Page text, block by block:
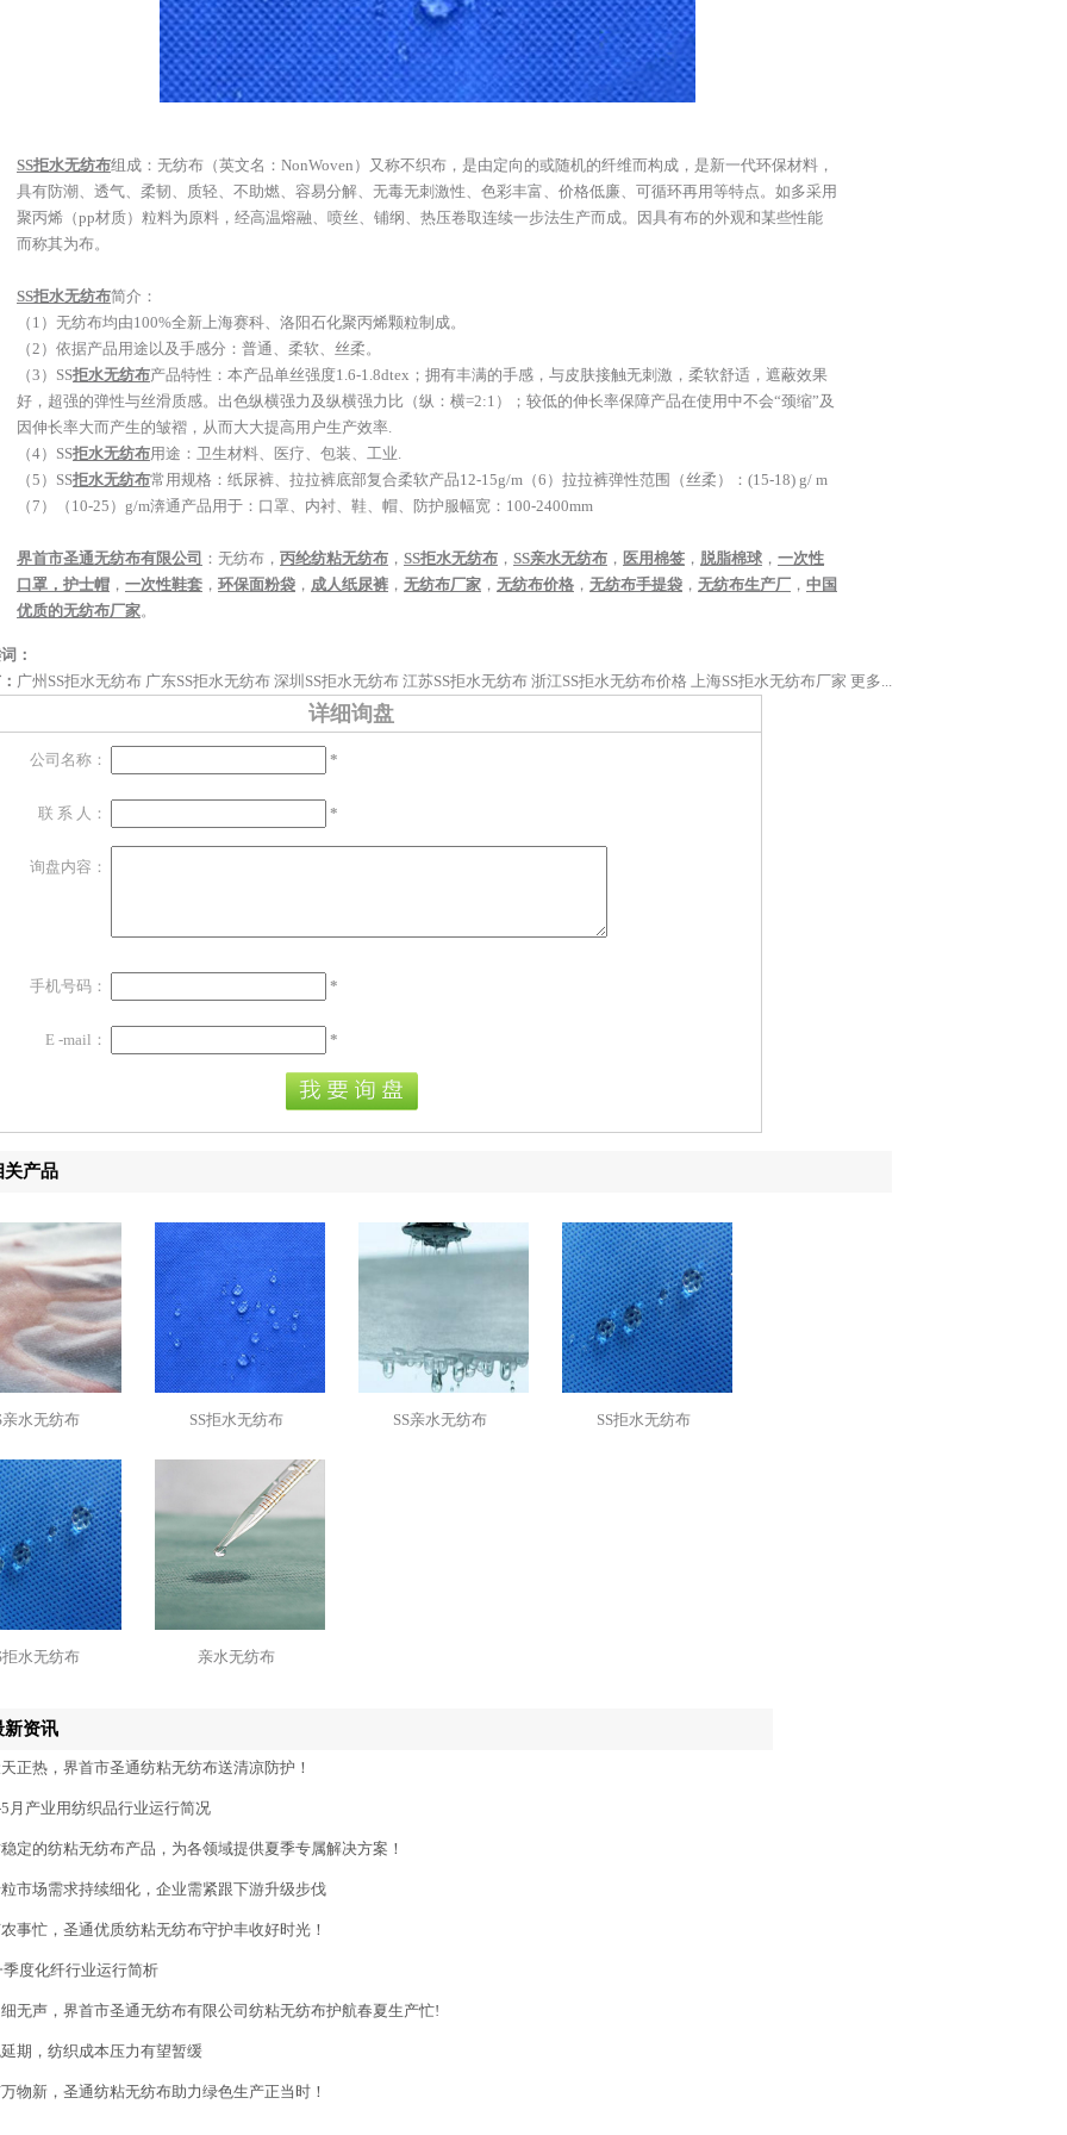
SS拒水无纺布组成： 无纺布（英文名：NonWoven）又称不织布，是由定向的或随机的纤维而构成，是新一代环保材料，
具有防潮、透气、柔韧、质轻、不助燃、容易分解、无毒无刺激性、色彩丰富、价格低廉、可循环再用等特点。如多采用
聚丙烯（pp材质）粒料为原料，经高温熔融、喷丝、铺纲、热压卷取连续一步法生产而成。因具有布的外观和某些性能
而称其为布。
SS拒水无纺布简介：
（1）无纺布均由100%全新上海赛科、洛阳石化聚丙烯颗粒制成。
（2）依据产品用途以及手感分：普通、柔软、丝柔。
（3）SS拒水无纺布产品特性：本产品单丝强度1.6-1.8dtex；拥有丰满的手感，与皮肤接触无刺激，柔软舒适，遮蔽效果
好，超强的弹性与丝滑质感。出色纵横强力及纵横强力比（纵：横=2:1）；较低的伸长率保障产品在使用中不会“颈缩”及
因伸长率大而产生的皱褶，从而大大提高用户生产效率.
（4）SS拒水无纺布用途：卫生材料、医疗、包装、工业.
（5）SS拒水无纺布常用规格：纸尿裤、拉拉裤底部复合柔软产品12-15g/m（6）拉拉裤弹性范围（丝柔）：(15-18) g/ m
（7）（10-25）g/m渀通产品用于：口罩、内衬、鞋、帽、防护服幅宽：100-2400mm
界首市圣通无纺布有限公司 ：无纺布， 丙纶纺粘无纺布 ， SS拒水无纺布 ， SS亲水无纺布 ， 医用棉签 ， 脱脂棉球 ， 一次性
口罩，护士帽 ， 一次性鞋套 ， 环保面粉袋 ， 成人纸尿裤 ， 无纺布厂家 ， 无纺布价格 ， 无纺布手提袋 ， 无纺布生产厂 ， 中国
优质的无纺布厂家。
：
广州SS拒水无纺布 广东SS拒水无纺布 深圳SS拒水无纺布 江苏SS拒水无纺布 浙江SS拒水无纺布价格 上海SS拒水无纺布厂家 更多...
详细询盘
公司名称： *
联 系 人： *
询盘内容：
手机号码： *
E -mail： *
关产品
亲水无纺布 SS拒水无纺布 SS亲水无纺布 SS拒水无纺布
拒水无纺布 亲水无纺布
新资讯
正热，界首市圣通纺粘无纺布送清凉防护！
月产业用纺织品行业运行简况
定的纺粘无纺布产品，为各领域提供夏季专属解决方案！
市场需求持续细化，企业需紧跟下游升级步伐
事忙，圣通优质纺粘无纺布守护丰收好时光！
季度化纤行业运行简析
无声，界首市圣通无纺布有限公司纺粘无纺布护航春夏生产忙!
期，纺织成本压力有望暂缓
物新，圣通纺粘无纺布助力绿色生产正当时！